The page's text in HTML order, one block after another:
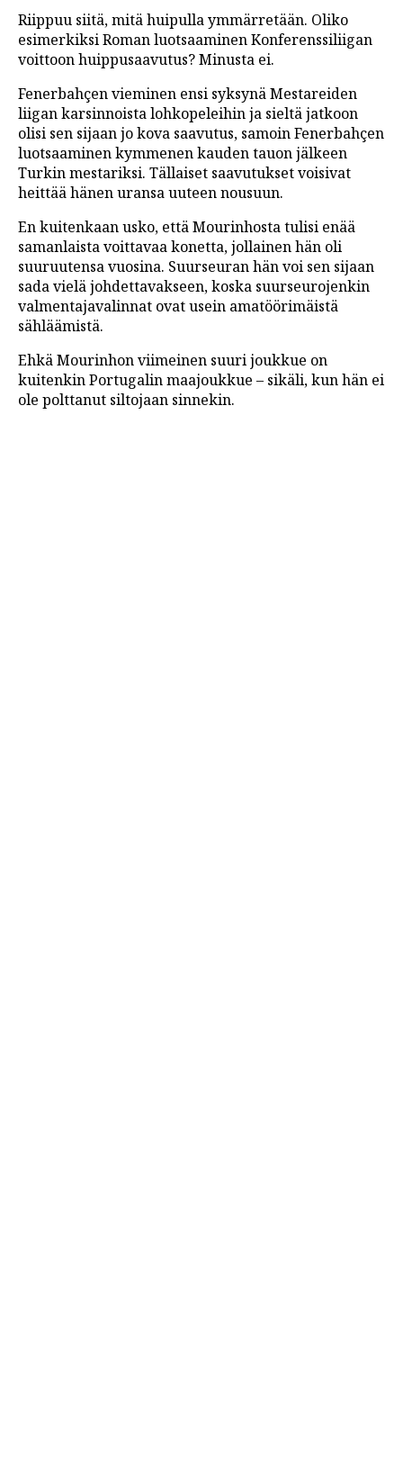
Riippuu siitä, mitä huipulla ymmärretään. Oliko
esimerkiksi Roman luotsaaminen Konferenssiliigan
voittoon huippusaavutus? Minusta ei.
Fenerbahçen vieminen ensi syksynä Mestareiden
liigan karsinnoista lohkopeleihin ja sieltä jatkoon
olisi sen sijaan jo kova saavutus, samoin Fenerbahçen
luotsaaminen kymmenen kauden tauon jälkeen
Turkin mestariksi. Tällaiset saavutukset voisivat
heittää hänen uransa uuteen nousuun.
En kuitenkaan usko, että Mourinhosta tulisi enää
samanlaista voittavaa konetta, jollainen hän oli
suuruutensa vuosina. Suurseuran hän voi sen sijaan
sada vielä johdettavakseen, koska suurseurojenkin
valmentajavalinnat ovat usein amatöörimäistä
sähläämistä.
Ehkä Mourinhon viimeinen suuri joukkue on
kuitenkin Portugalin maajoukkue – sikäli, kun hän ei
ole polttanut siltojaan sinnekin.